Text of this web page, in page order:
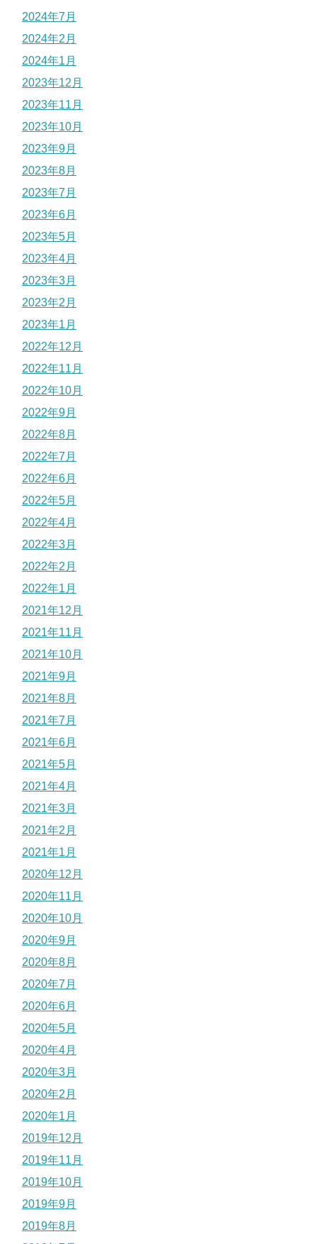
2024年7月
2024年2月
2024年1月
2023年12月
2023年11月
2023年10月
2023年9月
2023年8月
2023年7月
2023年6月
2023年5月
2023年4月
2023年3月
2023年2月
2023年1月
2022年12月
2022年11月
2022年10月
2022年9月
2022年8月
2022年7月
2022年6月
2022年5月
2022年4月
2022年3月
2022年2月
2022年1月
2021年12月
2021年11月
2021年10月
2021年9月
2021年8月
2021年7月
2021年6月
2021年5月
2021年4月
2021年3月
2021年2月
2021年1月
2020年12月
2020年11月
2020年10月
2020年9月
2020年8月
2020年7月
2020年6月
2020年5月
2020年4月
2020年3月
2020年2月
2020年1月
2019年12月
2019年11月
2019年10月
2019年9月
2019年8月